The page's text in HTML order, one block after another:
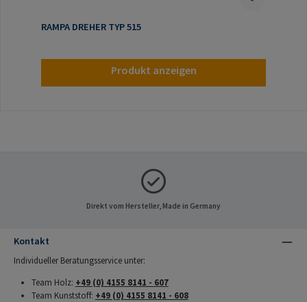
RAMPA DREHER TYP 515
Produkt anzeigen
Direkt vom Hersteller, Made in Germany
Kontakt
Individueller Beratungsservice unter:
Team Holz: +49 (0) 4155 8141 - 607
Team Kunststoff: +49 (0) 4155 8141 - 608